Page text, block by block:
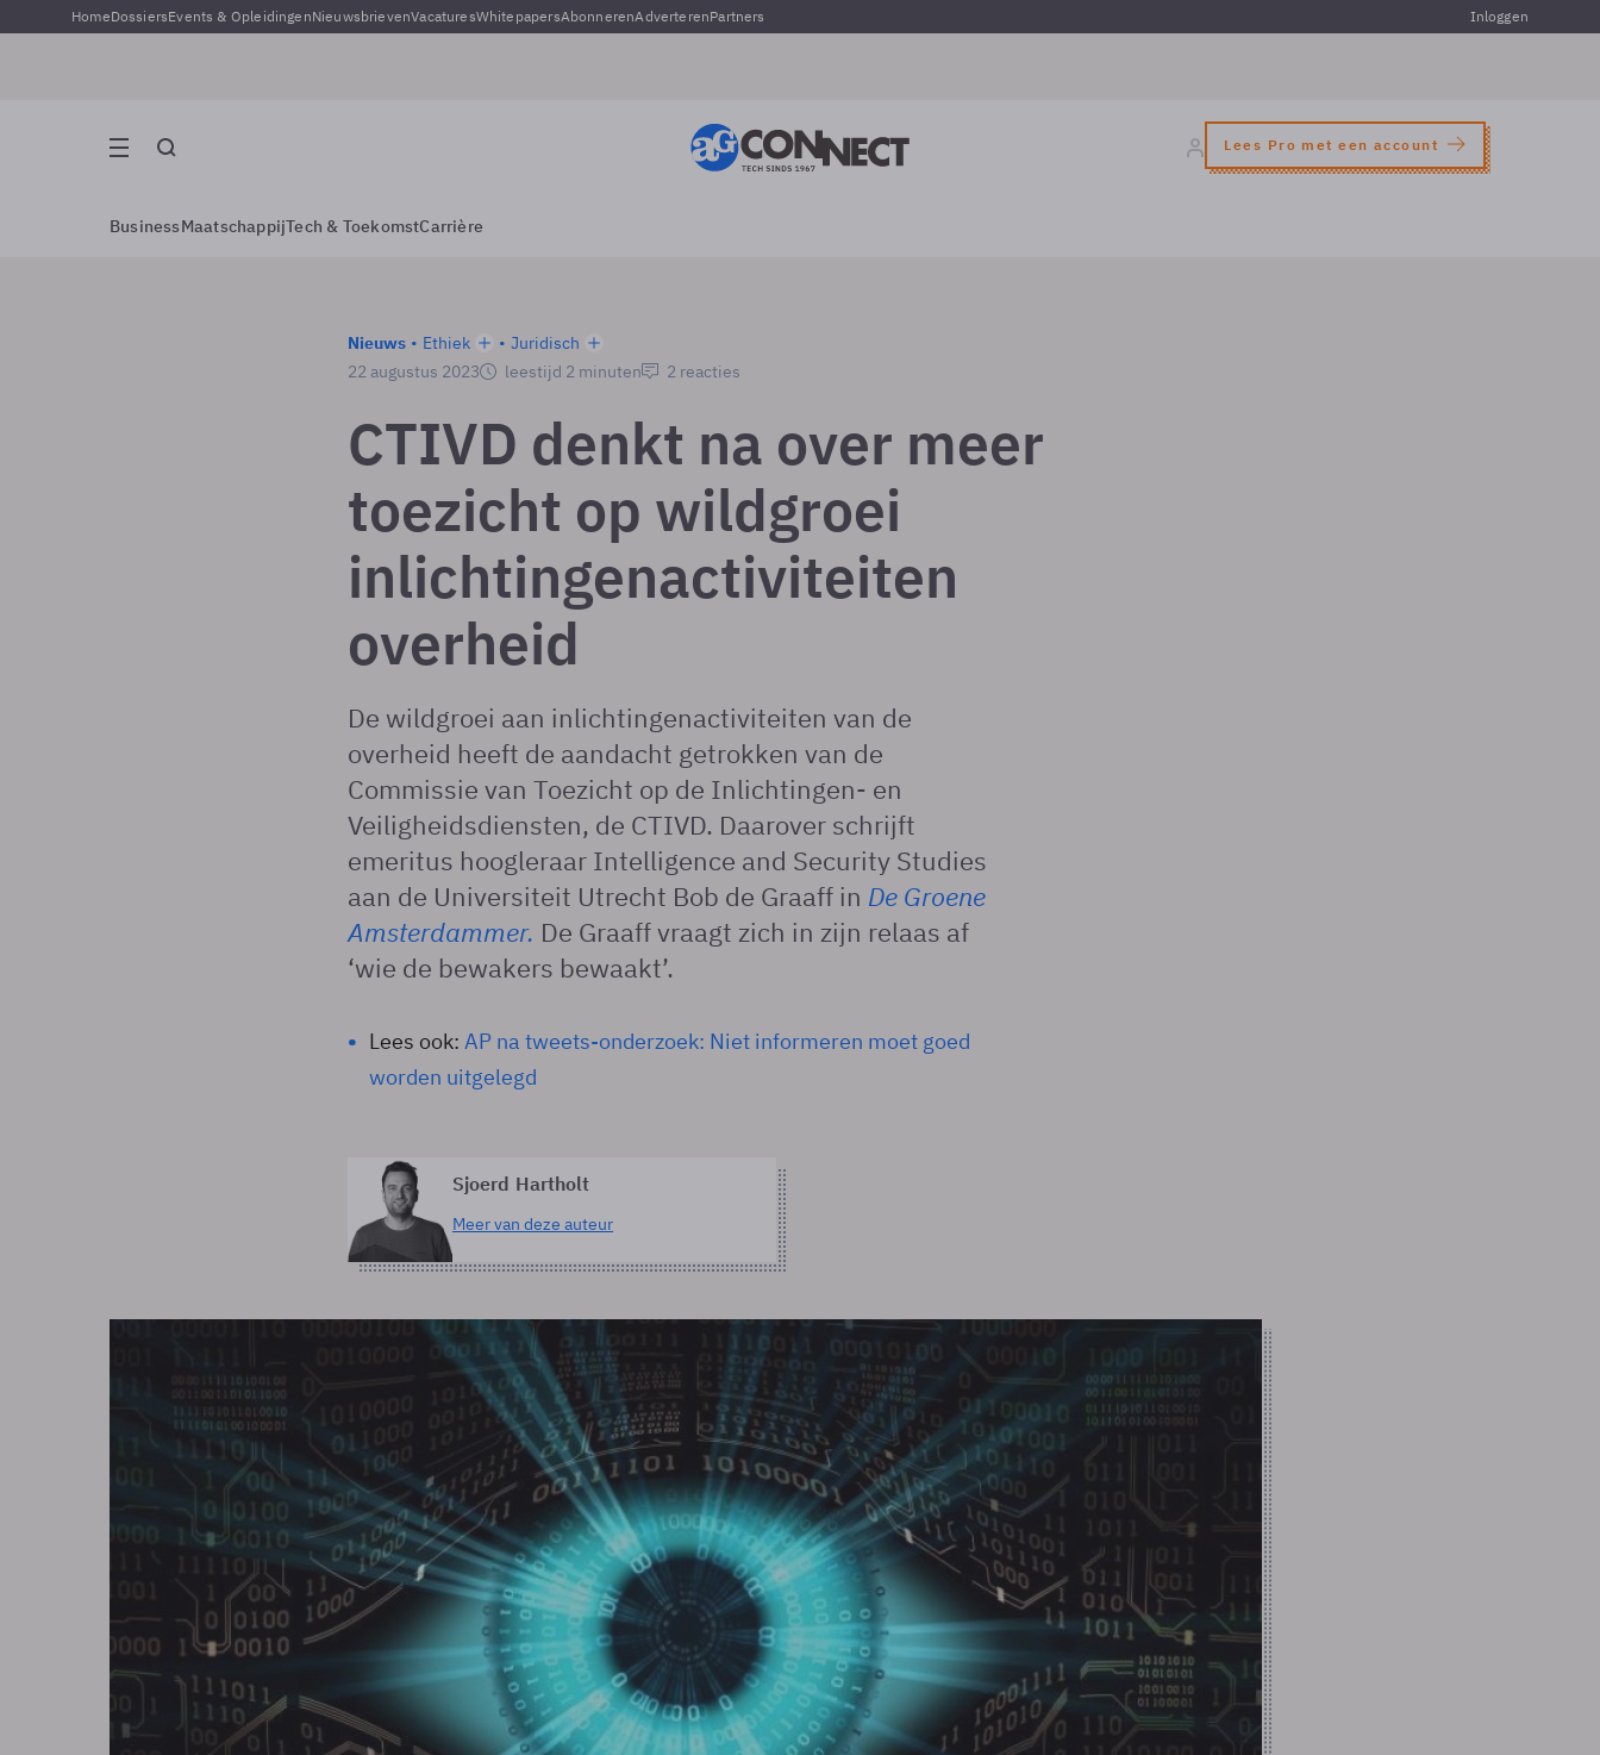
HomeDossiersEvents & OpleidingenNieuwsbrievenVacaturesWhitepapersAbonnerenAdverterenPartners Inloggen
Lees Pro met een account
BusinessMaatschappijTech & ToekomstCarrière
Nieuws Ethiek
Juridisch
22 augustus 2023
leestijd 2 minuten 2 reacties
CTIVD denkt na over meer
toezicht op wildgroei
inlichtingenactiviteiten
overheid
De wildgroei aan inlichtingenactiviteiten van de
overheid heeft de aandacht getrokken van de
Commissie van Toezicht op de Inlichtingen- en
Veiligheidsdiensten, de CTIVD. Daarover schrijft
emeritus hoogleraar Intelligence and Security Studies
aan de Universiteit Utrecht Bob de Graaff in De Groene
Amsterdammer. De Graaff vraagt zich in zijn relaas af
‘wie de bewakers bewaakt’.
Lees ook: AP na tweets-onderzoek: Niet informeren moet goed
worden uitgelegd
Sjoerd Hartholt
Meer van deze auteur